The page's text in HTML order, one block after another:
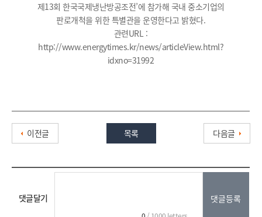
제13회 한국국제냉난방공조전’에 참가해 국내 중소기업의
판로개척을 위한 특별관을 운영한다고 밝혔다.
관련URL :
http://www.energytimes.kr/news/articleView.html?
idxno=31992
이전글 다음글
목록
댓글달기